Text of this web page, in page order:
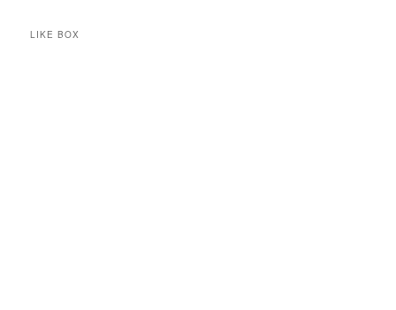
LIKE BOX